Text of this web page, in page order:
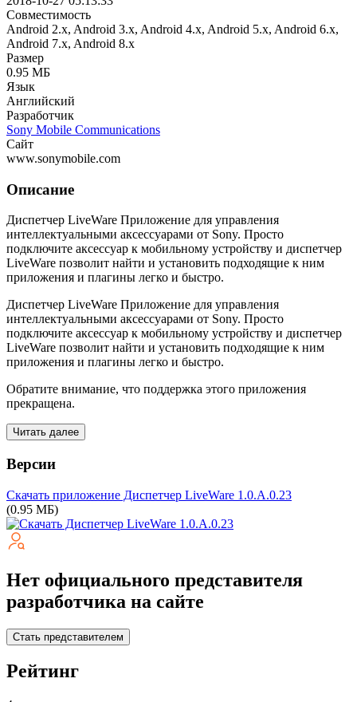
Совместимость
Android 2.x, Android 3.x, Android 4.x, Android 5.x, Android 6.x,
Android 7.x, Android 8.x
Размер
0.95 МБ
Язык
Английский
Разработчик
Sony Mobile Communications
Сайт
www.sonymobile.com
Описание
Диспетчер LiveWare Приложение для управления
интеллектуальными аксессуарами от Sony. Просто
подключите аксессуар к мобильному устройству и диспетчер
LiveWare позволит найти и установить подходящие к ним
приложения и плагины легко и быстро.
Диспетчер LiveWare Приложение для управления
интеллектуальными аксессуарами от Sony. Просто
подключите аксессуар к мобильному устройству и диспетчер
LiveWare позволит найти и установить подходящие к ним
приложения и плагины легко и быстро.
Обратите внимание, что поддержка этого приложения
прекращена.
Читать далее
Версии
Скачать приложение Диспетчер LiveWare 1.0.A.0.23
(0.95 МБ)
Нет официального представителя
разработчика на сайте
Стать представителем
Рейтинг